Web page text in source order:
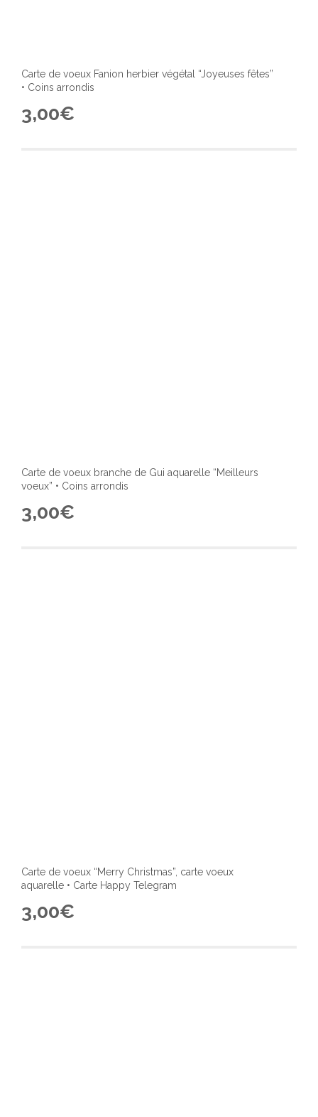
Carte de voeux Fanion herbier végétal “Joyeuses fêtes”
• Coins arrondis
3,00€
Carte de voeux branche de Gui aquarelle “Meilleurs
voeux” • Coins arrondis
3,00€
Carte de voeux “Merry Christmas”, carte voeux
aquarelle • Carte Happy Telegram
3,00€